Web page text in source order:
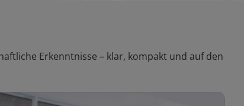
Erkenntnisse – klar, kompakt und auf den